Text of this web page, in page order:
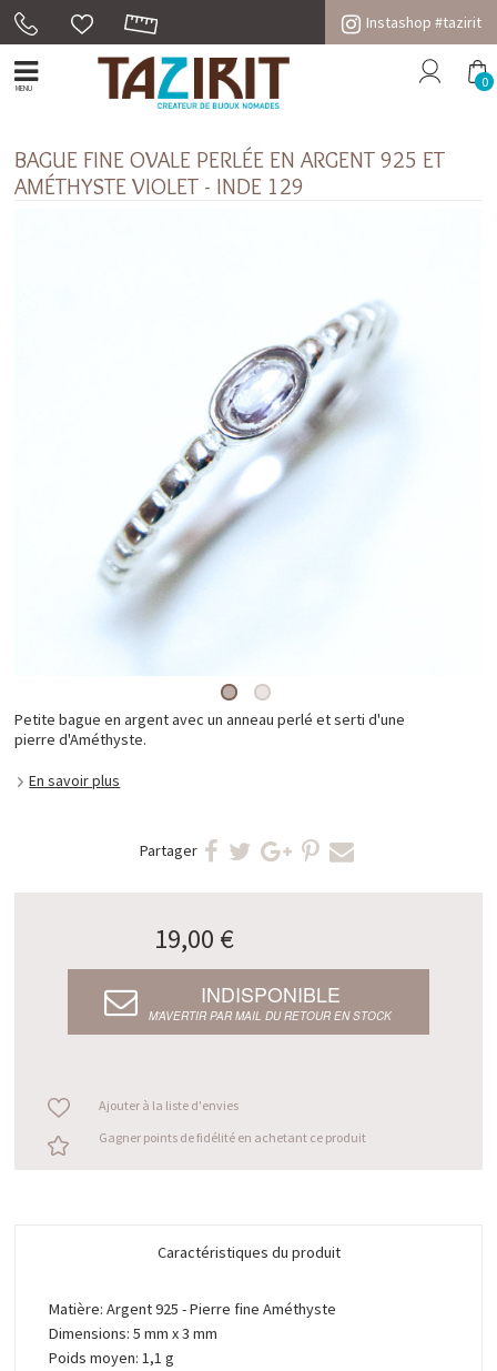
Instashop #tazirit
MENU 0
BAGUE FINE OVALE PERLÉE EN ARGENT 925 ET
AMÉTHYSTE VIOLET - INDE 129
Petite bague en argent avec un anneau perlé et serti d'une
pierre d'Améthyste.
En savoir plus
Partager
19,00 €
INDISPONIBLE
M’AVERTIR PAR MAIL DU RETOUR EN STOCK
Ajouter à la liste d'envies
Gagner points de fidélité en achetant ce produit
Caractéristiques du produit
Matière: Argent 925 - Pierre fine Améthyste
Dimensions: 5 mm x 3 mm
Poids moyen: 1,1 g